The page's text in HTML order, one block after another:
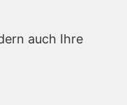
auch Ihre